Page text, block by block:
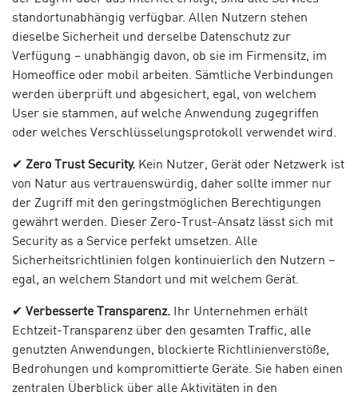
standortunabhängig verfügbar. Allen Nutzern stehen
dieselbe Sicherheit und derselbe Datenschutz zur
Verfügung – unabhängig davon, ob sie im Firmensitz, im
Homeoffice oder mobil arbeiten. Sämtliche Verbindungen
werden überprüft und abgesichert, egal, von welchem
User sie stammen, auf welche Anwendung zugegriffen
oder welches Verschlüsselungsprotokoll verwendet wird.
✔ Zero Trust Security. Kein Nutzer, Gerät oder Netzwerk ist
von Natur aus vertrauenswürdig, daher sollte immer nur
der Zugriff mit den geringstmöglichen Berechtigungen
gewährt werden. Dieser Zero-Trust-Ansatz lässt sich mit
Security as a Service perfekt umsetzen. Alle
Sicherheitsrichtlinien folgen kontinuierlich den Nutzern –
egal, an welchem Standort und mit welchem Gerät.
✔ Verbesserte Transparenz. Ihr Unternehmen erhält
Echtzeit-Transparenz über den gesamten Traffic, alle
genutzten Anwendungen, blockierte Richtlinienverstöße,
Bedrohungen und kompromittierte Geräte. Sie haben einen
zentralen Überblick über alle Aktivitäten in den